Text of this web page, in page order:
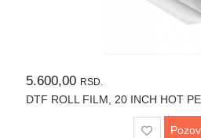
5.600,00 RSD.
DTF ROLL FILM, 20 INCH HOT